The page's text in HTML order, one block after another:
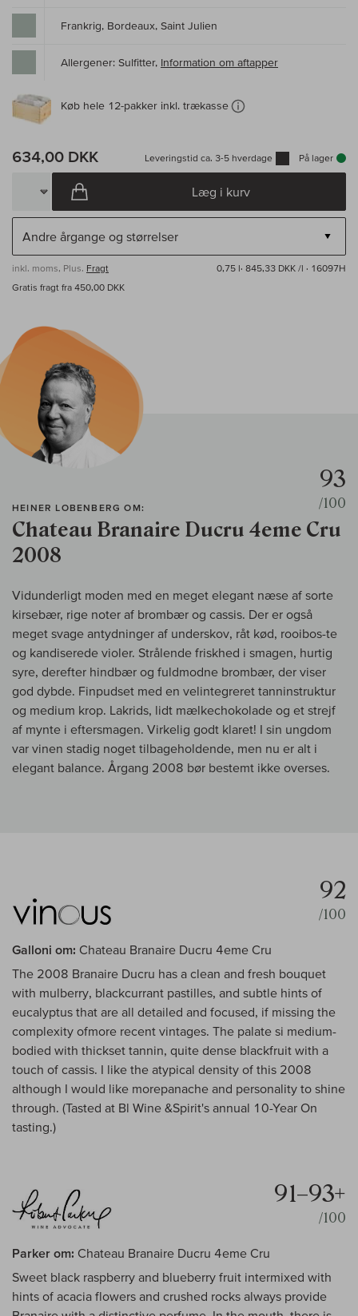
Frankrig, Bordeaux, Saint Julien
Allergener: Sulfitter, Information om aftapper
Køb hele 12-pakker inkl. trækasse
634,00 DKK Leveringstid ca. 3-5 hverdage På lager
Læg i kurv
inkl. moms, Plus. Fragt 0,75 l· 845,33 DKK /l · 16097H
Gratis fragt fra 450,00 DKK
HEINER LOBENBERG OM:
Chateau Branaire Ducru 4eme Cru
2008
93
/100
Vidunderligt moden med en meget elegant næse af sorte
kirsebær, rige noter af brombær og cassis. Der er også
meget svage antydninger af underskov, råt kød, rooibos-te
og kandiserede violer. Strålende friskhed i smagen, hurtig
syre, derefter hindbær og fuldmodne brombær, der viser
god dybde. Finpudset med en velintegreret tanninstruktur
og medium krop. Lakrids, lidt mælkechokolade og et strejf
af mynte i eftersmagen. Virkelig godt klaret! I sin ungdom
var vinen stadig noget tilbageholdende, men nu er alt i
elegant balance. Årgang 2008 bør bestemt ikke overses.
92
/100
Galloni om: Chateau Branaire Ducru 4eme Cru
The 2008 Branaire Ducru has a clean and fresh bouquet
with mulberry, blackcurrant pastilles, and subtle hints of
eucalyptus that are all detailed and focused, if missing the
complexity ofmore recent vintages. The palate si medium-
bodied with thickset tannin, quite dense blackfruit with a
touch of cassis. I like the atypical density of this 2008
although I would like morepanache and personality to shine
through. (Tasted at Bl Wine &Spirit's annual 10-Year On
tasting.)
91–93+
/100
Parker om: Chateau Branaire Ducru 4eme Cru
Sweet black raspberry and blueberry fruit intermixed with
hints of acacia flowers and crushed rocks always provide